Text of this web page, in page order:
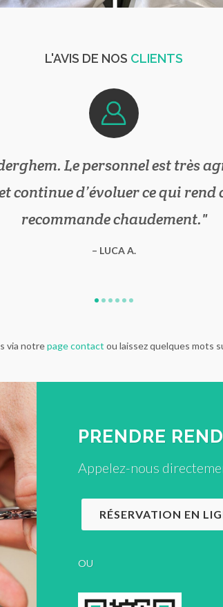
L'AVIS DE NOS CLIENTS
Le personnel est très
continue d’évoluer ce qui
recommande chaudement.
LUCA A.
via notrepage contact ou laissez quelques mots
PRENDRE
Appelez-nous
RÉSERVATION EN
OU